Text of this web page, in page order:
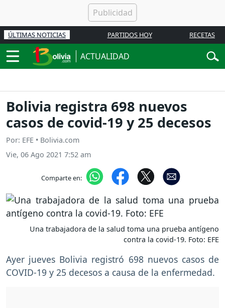
ÚLTIMAS NOTICIAS PARTIDOS HOY RECETAS
ACTUALIDAD
Bolivia registra 698 nuevos
casos de covid-19 y 25 decesos
Por: EFE • Bolivia.com
Vie, 06 Ago 2021 7:52 am
Comparte en:
Una trabajadora de la salud toma una prueba antígeno
contra la covid-19. Foto: EFE
Ayer jueves Bolivia registró 698 nuevos casos de
COVID-19 y 25 decesos a causa de la enfermedad.